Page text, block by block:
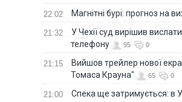
22:02 Магнітні бурі: прогноз на
21:32
У Чехії суд вирішив
телефону
95 0
21:15
Вийшов трейлер нової
Томаса Крауна"
65 0
21:00
Спека ще затримується: в